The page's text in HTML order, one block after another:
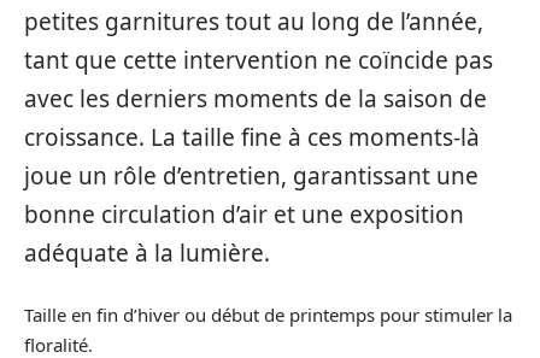
petites garnitures tout au long de l’année,
tant que cette intervention ne coïncide pas
avec les derniers moments de la saison de
croissance. La taille fine à ces moments-là
joue un rôle d’entretien, garantissant une
bonne circulation d’air et une exposition
adéquate à la lumière.
Taille en fin d’hiver ou début de printemps pour stimuler la
floralité.